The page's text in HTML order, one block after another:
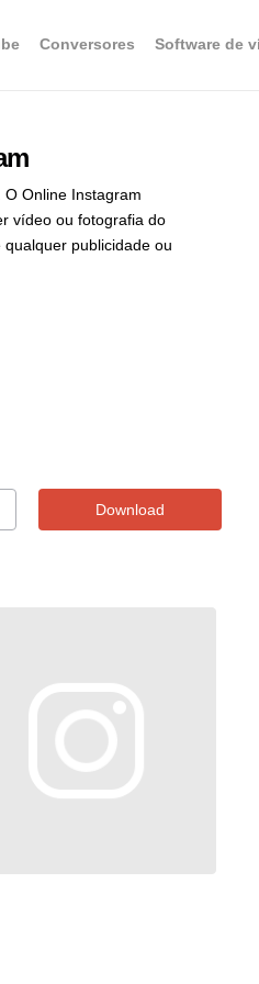
Conversores Software de
Online Instagram
vídeo ou fotografia do
publicidade ou
Download